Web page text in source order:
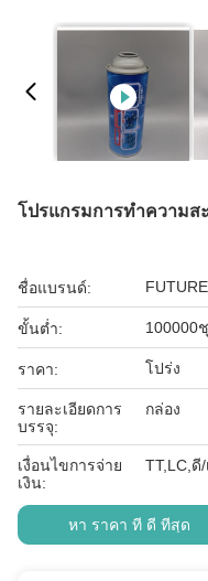
โปรแกรมการทําความส
ชื่อแบรนด์: FUTURE
ขั้นต่ำ: 100000
ราคา: โปร่ง
รายละเอียดการ
บรรจุ:
กล่อง
เงื่อนไขการจ่าย
เงิน:
TT,LC,ดี
หา ราคา ที่ ดี ที่สุด